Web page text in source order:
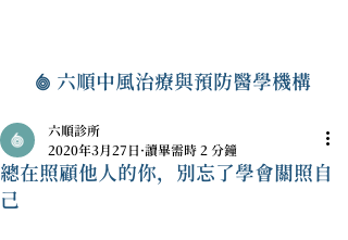
六順中風治療與預防醫學機構
總在照顧他人的你，別忘了學會關照自
己
六順診所
2020年3月27日 讀畢需時 2 分鐘